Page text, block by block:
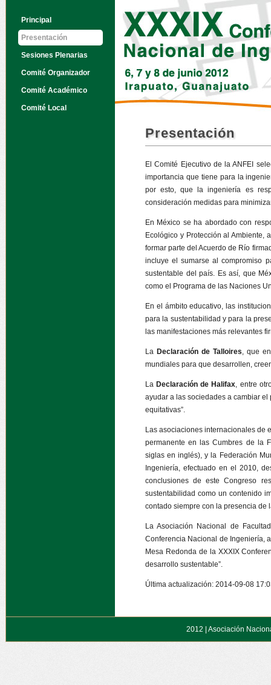
Principal
Presentación
Sesiones Plenarias
Comité Organizador
Comité Académico
Comité Local
Presentación
El Comité Ejecutivo de la ANFEI
importancia que tiene para la
por esto, que la ingeniería es
consideración medidas para
En México se ha abordado con
Ecológico y Protección al
formar parte del Acuerdo de Río
incluye el sumarse al compromiso
sustentable del país. Es así, que
como el Programa de las Naciones
En el ámbito educativo, las
para la sustentabilidad y para la
las manifestaciones más relevantes
La Declaración de Talloires, que
mundiales para que desarrollen,
La Declaración de Halifax, entre
ayudar a las sociedades a cambiar
equitativas”.
Las asociaciones internacionales de
permanente en las Cumbres de la
siglas en inglés), y la Federación
Ingeniería, efectuado en el 2010,
conclusiones de este Congreso
sustentabilidad como un contenido
contado siempre con la presencia de
La Asociación Nacional de
Conferencia Nacional de Ingeniería,
Mesa Redonda de la XXXIX
desarrollo sustentable”.
Última actualización: 2014-09-08
2012 | Asociación